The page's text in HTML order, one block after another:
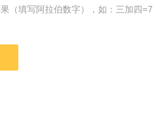
（填写阿拉伯数字），如：三加四=7